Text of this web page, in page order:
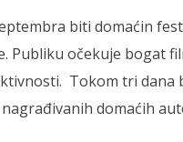
biti domaćin
Publiku očekuje bogat
Tokom tri
domaćih